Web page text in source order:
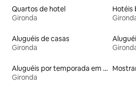
Quartos de hotel
Gironda
Hotéis
Aluguéis de casas
Gironda
Aluguéis por temporada em hotéis-fazenda
Gironda